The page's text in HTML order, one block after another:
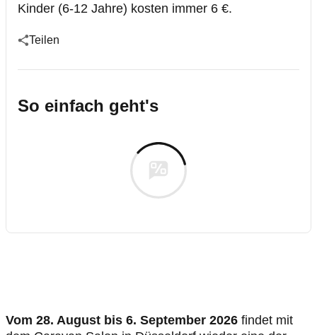
Kinder (6-12 Jahre) kosten immer 6 €.
Teilen
So einfach geht's
Vom 28. August bis 6. September 2026 findet mit